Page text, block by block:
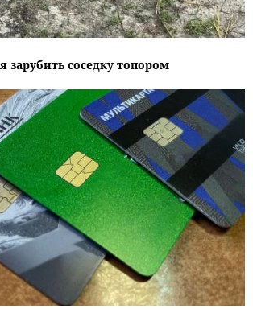
зарубить соседку топором